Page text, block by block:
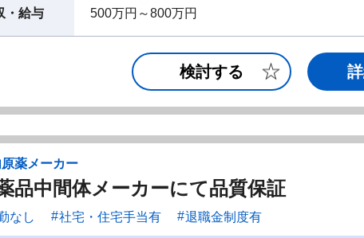
・給与 500万円～800万円
検討する
原薬メーカー
品中間体メーカーにて品質保証
なし 社宅・住宅手当有 退職金制度有